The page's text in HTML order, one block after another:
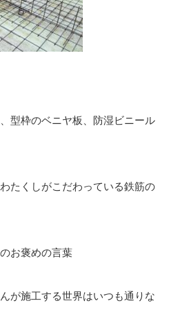
型枠のベニヤ板、防湿ビニール
たくしがこだわっている鉄筋の
お褒めの言葉
が施工する世界はいつも通りな